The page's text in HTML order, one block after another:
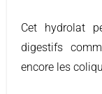
Cet hydrolat
digestifs
encore les